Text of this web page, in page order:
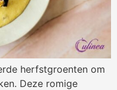
herfstgroenten om
Deze romige